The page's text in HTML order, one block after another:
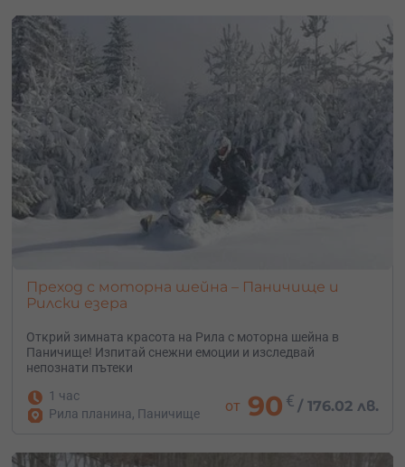
Преход с моторна шейна – Паничище и
Рилски езера
Открий зимната красота на Рила с моторна шейна в
Паничище! Изпитай снежни емоции и изследвай
непознати пътеки
1 час
Рила планина, Паничище
от 90 € /176.02 лв.